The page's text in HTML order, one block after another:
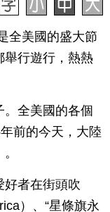
全美國的盛大節
舉行遊行，熱熱
全美國的各個
前的今天，大陸
好者在街頭吹
）、“星條旗永